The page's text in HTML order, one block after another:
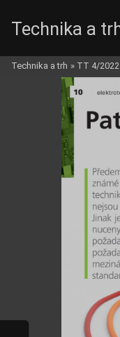
Technika a
Technika a trh » TT 4/2022